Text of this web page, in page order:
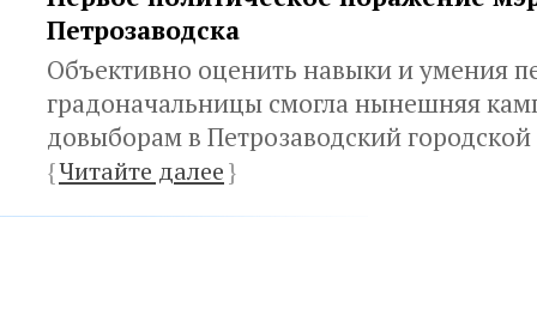
Петрозаводска
Объективно оценить навыки и умения
градоначальницы смогла нынешняя
довыборам в Петрозаводский городской
{Читайте далее}